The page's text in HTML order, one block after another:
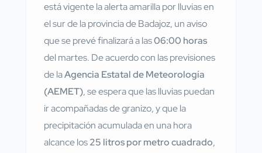
está vigente la alerta amarilla por lluvias en
el sur de la provincia de Badajoz, un aviso
que se prevé finalizará a las06:00 horas
del martes. De acuerdo con las previsiones
de laAgencia Estatal de Meteorología
(AEMET), se espera que las lluvias puedan
ir acompañadas de granizo, y que la
precipitación acumulada en una hora
alcance los25 litros por metro cuadrado,